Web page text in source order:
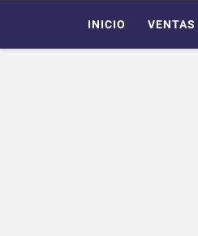
INICIO VENTAS